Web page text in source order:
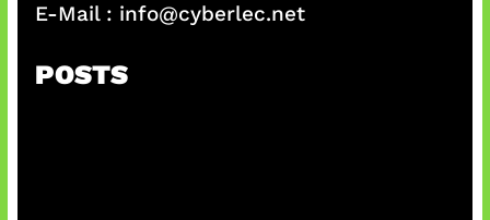
E-Mail : info@cyberlec.net
POSTS